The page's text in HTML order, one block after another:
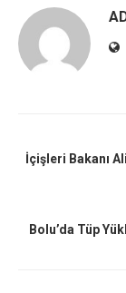
İçişleri Bakanı
Bolu’da Tüp